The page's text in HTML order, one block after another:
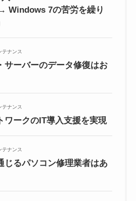
Windows 7の苦労を繰り
テナンス
サーバーのデータ修復はお
テナンス
ワークのIT導入支援を実現
テナンス
じるパソコン修理業者はあ